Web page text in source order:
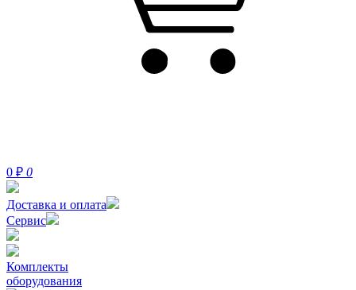
0 ₽ 0
Доставка и оплата
Сервис
Комплекты
оборудования